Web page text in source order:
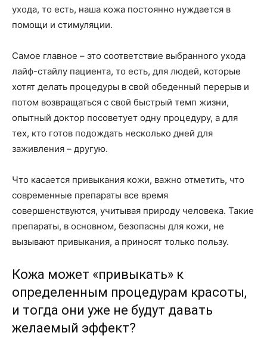
ухода, то есть, наша кожа постоянно нуждается в
помощи и стимуляции.
Самое главное – это соответствие выбранного ухода
лайф-стайлу пациента, то есть, для людей, которые
хотят делать процедуры в свой обеденный перерыв и
потом возвращаться с свой быстрый темп жизни,
опытный доктор посоветует одну процедуру, а для
тех, кто готов подождать несколько дней для
заживления – другую.
Что касается привыкания кожи, важно отметить, что
современные препараты все время
совершенствуются, учитывая природу человека. Такие
препараты, в основном, безопасны для кожи, не
вызывают привыкания, а приносят только пользу.
Кожа может «привыкать» к
определенным процедурам красоты,
и тогда они уже не будут давать
желаемый эффект?